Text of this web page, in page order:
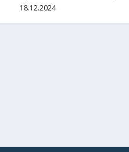
18.12.2024